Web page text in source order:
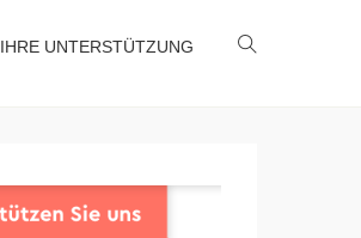
IHRE UNTERSTÜTZUNG